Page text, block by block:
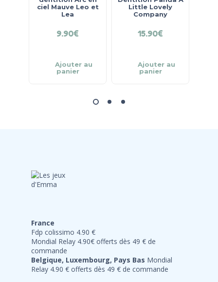
ciel Mauve Leo et
Lea
9.90€
Ajouter au
panier
Little Lovely
Company
15.90€
Ajouter au
panier
France
Fdp colissimo 4.90 €
Mondial Relay 4.90€ offerts dès 49 € de
commande
Belgique, Luxembourg, Pays Bas Mondial
Relay 4.90 € offerts dès 49 € de commande